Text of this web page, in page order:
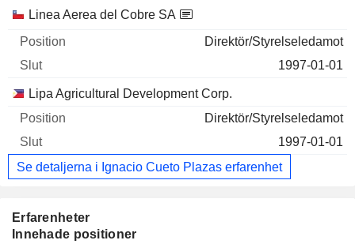
Linea Aerea del Cobre SA
Direktör/Styrelseledamot
1997-01-01
Lipa Agricultural Development Corp.
Direktör/Styrelseledamot
1997-01-01
Se detaljerna i Ignacio Cueto Plazas erfarenhet
Erfarenheter
Innehade positioner